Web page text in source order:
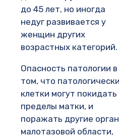
до 45 лет, но иногда
недуг развивается у
женщин других
возрастных категорий.
Опасность патологии в
том, что
клетки могут покидать
пределы матки, и
поражать другие
малотазовой области,